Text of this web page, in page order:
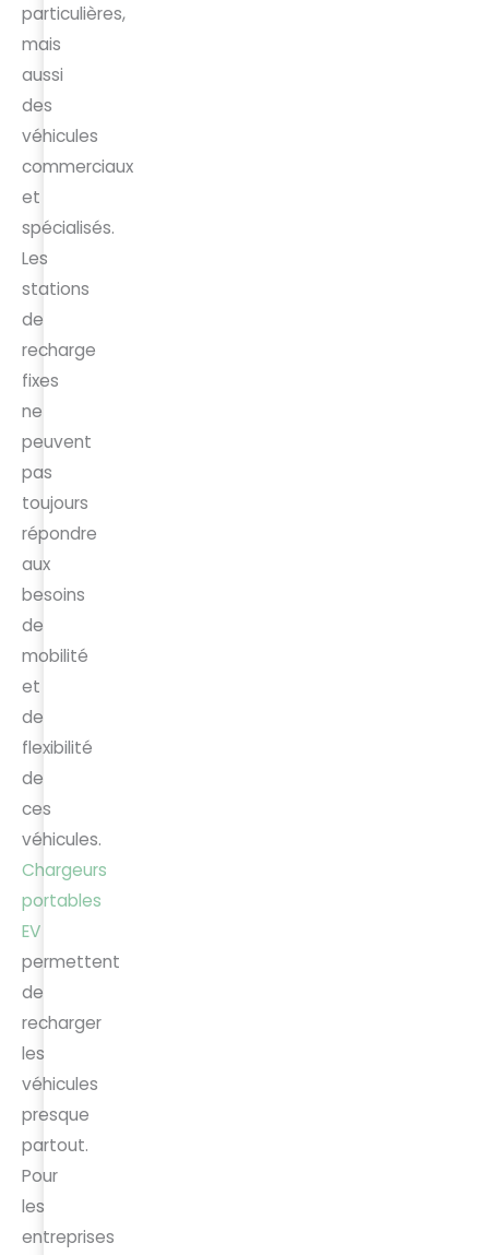
particulières,
mais
aussi
des
véhicules
commerciaux
et
spécialisés.
Les
stations
de
recharge
fixes
ne
peuvent
pas
toujours
répondre
aux
besoins
de
mobilité
et
de
flexibilité
de
ces
véhicules.
Chargeurs
portables
EV
permettent
de
recharger
les
véhicules
presque
partout.
Pour
les
entreprises